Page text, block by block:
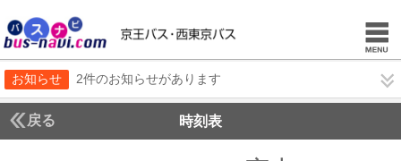
お知らせ 2件のお知らせがあります
戻る 時刻表